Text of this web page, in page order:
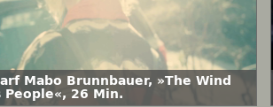
Mabo Brunnbauer, »The Wind
People«, 26 Min.